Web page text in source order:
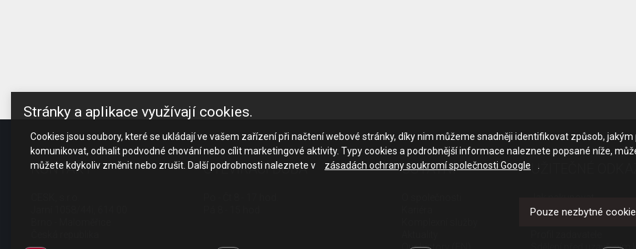
KONTAKT OTEVÍRACÍ DOBA OSTATNÍ UŽITEČNÉ
Obchodní podmínky
Stránky a aplikace využívají cookies.
Cookies jsou soubory, které se ukládají ve vašem zařízení při načtení webové stránky, díky nim můžeme snadněji identifikovat způsob,
komunikovat, odhalit podvodné chování nebo cílit marketingové aktivity. Typy cookies a podrobnější informace naleznete popsané níže,
můžete kdykoliv změnit nebo zrušit. Další podrobnosti naleznete v
zásadách ochrany soukromí společnosti Google
Pouze nezbytné